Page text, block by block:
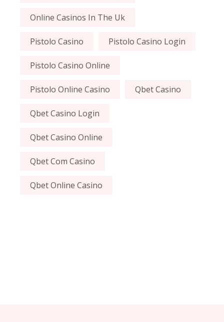
Online Casinos In The Uk
Pistolo Casino Pistolo Casino Login
Pistolo Casino Online
Pistolo Online Casino Qbet Casino
Qbet Casino Login
Qbet Casino Online
Qbet Com Casino
Qbet Online Casino